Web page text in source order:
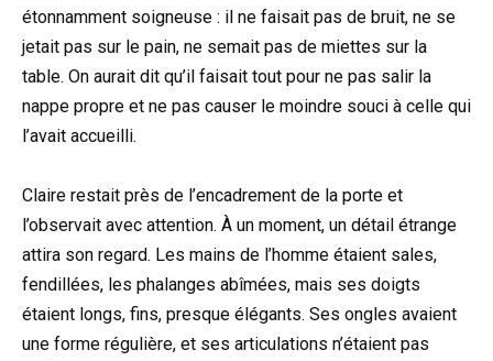
étonnamment soigneuse : il ne faisait pas de bruit, ne se
jetait pas sur le pain, ne semait pas de miettes sur la
table. On aurait dit qu’il faisait tout pour ne pas salir la
nappe propre et ne pas causer le moindre souci à celle qui
l’avait accueilli.
Claire restait près de l’encadrement de la porte et
l’observait avec attention. À un moment, un détail étrange
attira son regard. Les mains de l’homme étaient sales,
fendillées, les phalanges abîmées, mais ses doigts
étaient longs, fins, presque élégants. Ses ongles avaient
une forme régulière, et ses articulations n’étaient pas